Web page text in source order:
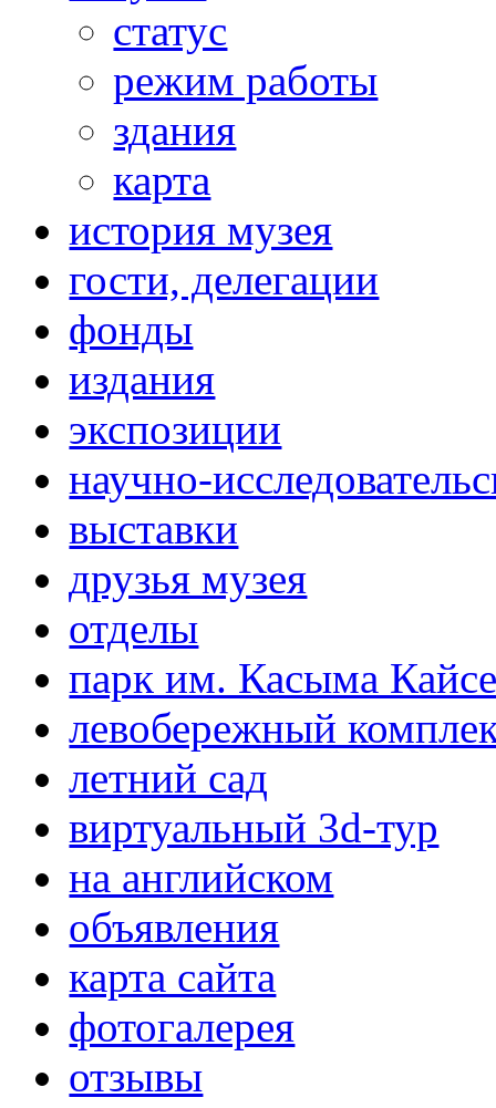
статус
режим работы
здания
карта
история музея
гости, делегации
фонды
издания
экспозиции
научно-
выставки
друзья музея
отделы
парк им. Касыма
левобережный
летний сад
виртуальный 3d-тур
на английском
объявления
карта сайта
фотогалерея
отзывы